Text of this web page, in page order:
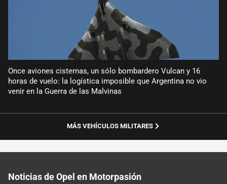
Once aviones cisternas, un sólo bombardero Vulcan y 16
horas de vuelo: la logística imposible que Argentina no vio
venir en la Guerra de las Malvinas
MÁS VEHÍCULOS MILITARES
Noticias de Opel en Motorpasión